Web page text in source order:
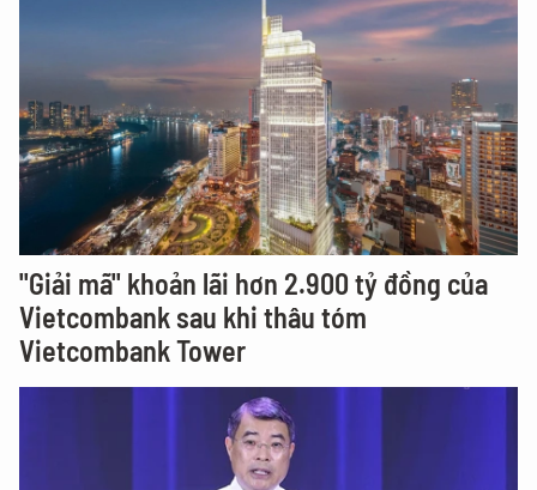
"Giải mã" khoản lãi hơn 2.900 tỷ đồng của
Vietcombank sau khi thâu tóm
Vietcombank Tower